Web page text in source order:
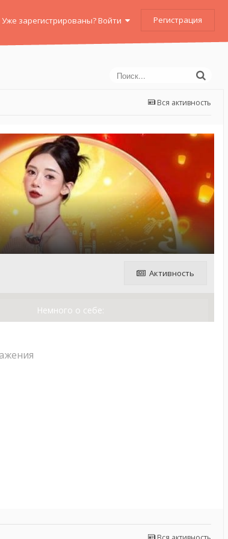
Уже зарегистрированы? Войти Регистрация
Вся активность
Активность
Немного о себе: